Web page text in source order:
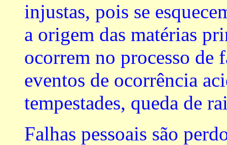
injustas, pois se
a origem das matérias
ocorrem no processo de
eventos de ocorrência
tempestades, queda de
Falhas pessoais são